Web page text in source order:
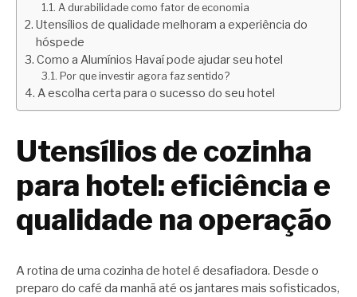
A durabilidade como fator de economia
Utensílios de qualidade melhoram a experiência do
hóspede
Como a Alumínios Havaí pode ajudar seu hotel
Por que investir agora faz sentido?
A escolha certa para o sucesso do seu hotel
Utensílios de cozinha
para hotel: eficiência e
qualidade na operação
A rotina de uma cozinha de hotel é desafiadora. Desde o
preparo do café da manhã até os jantares mais sofisticados,